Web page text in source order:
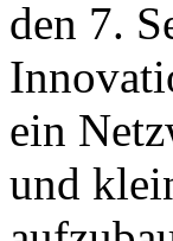
den 7.
ein
und